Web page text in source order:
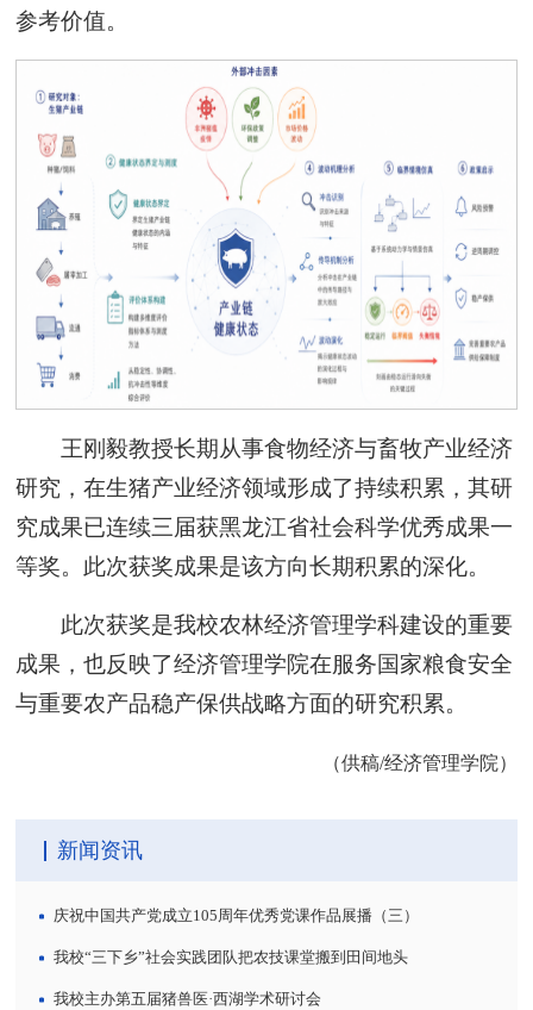
参考价值。
王刚毅教授长期从事食物经济与畜牧产业经济
研究，在生猪产业经济领域形成了持续积累，其研
究成果已连续三届获黑龙江省社会科学优秀成果一
等奖。此次获奖成果是该方向长期积累的深化。
此次获奖是我校农林经济管理学科建设的重要
成果，也反映了经济管理学院在服务国家粮食安全
与重要农产品稳产保供战略方面的研究积累。
（供稿/经济管理学院）
新闻资讯
庆祝中国共产党成立105周年优秀党课作品展播（三）
我校“三下乡”社会实践团队把农技课堂搬到田间地头
我校主办第五届猪兽医·西湖学术研讨会